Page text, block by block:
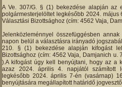
A Ve. 307/G. § (1) bekezdése alapján az
polgármesterjelöltet legkésőbb 2024.
Választási Bizottsághoz (cím: 4562 Vaja,
Jelenközleménnyel összefüggésben
napon belül a választásra irányadó
210. § (1) bekezdése alapján kifogást
Bizottsághoz (cím: 4562 Vaja, Damjanich u.
).A kifogást úgy kell benyújtani, hogy az a
azaz 2024. április 4. napjától számított
legkésőbb 2024. április 7-én (vasárnap)
benyújtására megállapított határidő